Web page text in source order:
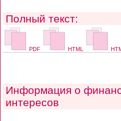
Полный текст:
PDF HTML
Информация о
интересов